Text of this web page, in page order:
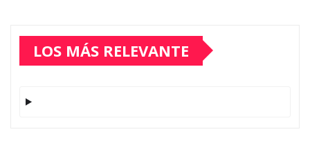
LOS MÁS RELEVANTE